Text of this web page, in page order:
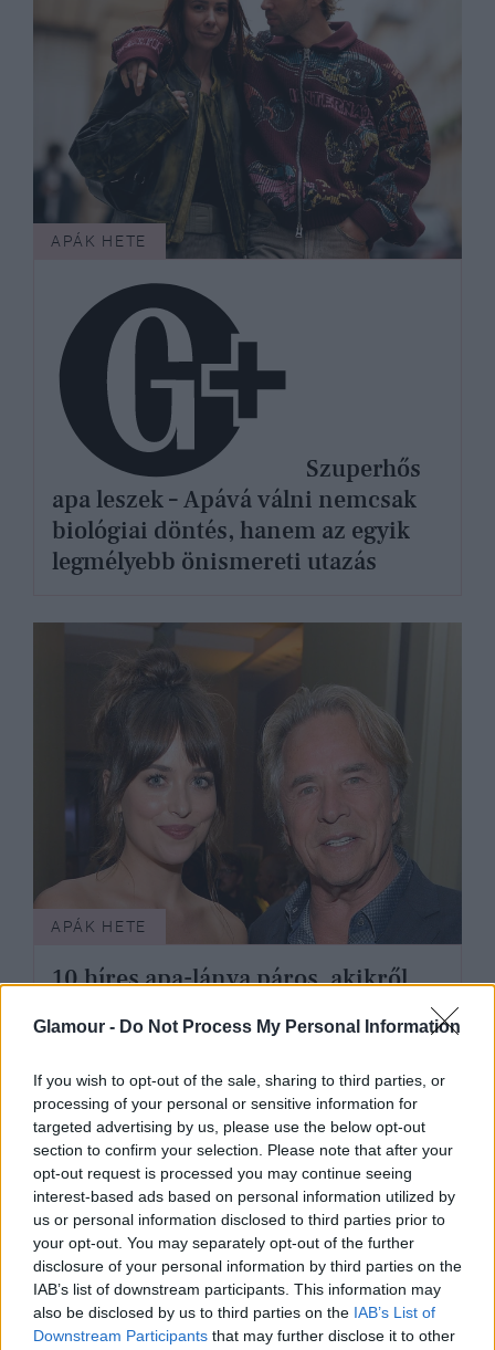
Glamour - Do Not Process My Personal Information
If you wish to opt-out of the sale, sharing to third parties, or
processing of your personal or sensitive information for
targeted advertising by us, please use the below opt-out
section to confirm your selection. Please note that after your
opt-out request is processed you may continue seeing
interest-based ads based on personal information utilized by
us or personal information disclosed to third parties prior to
your opt-out. You may separately opt-out of the further
disclosure of your personal information by third parties on the
IAB’s list of downstream participants. This information may
also be disclosed by us to third parties on the IAB’s List of
Downstream Participants that may further disclose it to other
APÁK HETE
apa leszek – Apává válni nemcsak
biológiai döntés, hanem az egyik
legmélyebb önismereti utazás
APÁK HETE
10 híres apa-lánya páros, akikről